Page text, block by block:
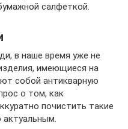
салфеткой.
в наше время уже не
имеющиеся на
собой антикварную
о том, как
почистить такие